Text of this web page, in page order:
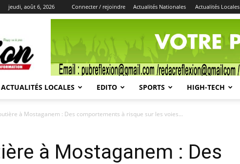
jeudi, août 6, 2026 Connecter / rejoindre Actualités Nationales Actualités Locales
ACTUALITÉS LOCALES EDITO SPORTS HIGH-TECH
à Mostaganem : Des comportements à risque sur les voies...
à Mostaganem : Des